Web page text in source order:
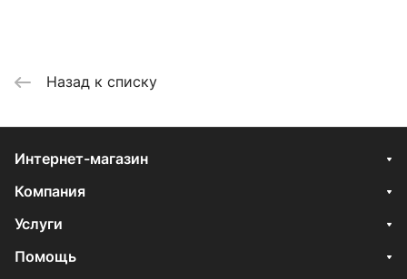
Назад к списку
Интернет-магазин
Компания
Услуги
Помощь